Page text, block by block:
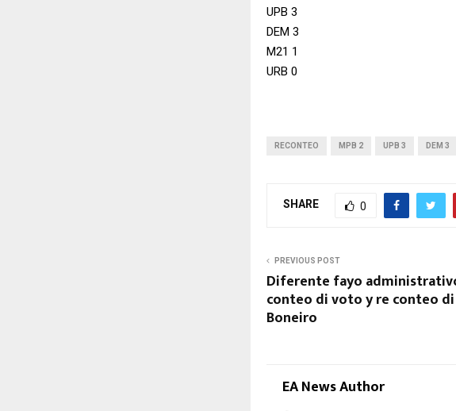
UPB 3
DEM 3
M21 1
URB 0
RECONTEO MPB 2 UPB 3 DEM 3
SHARE 0
PREVIOUS POST
Diferente fayo
conteo di voto y re conteo
Boneiro
EA News Author